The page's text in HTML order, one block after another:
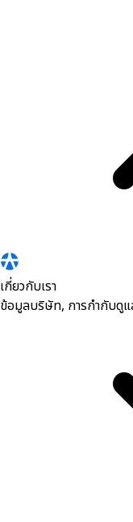
เกี่ยวกับเรา
ข้อมูลบริษัท, การกำกับดู